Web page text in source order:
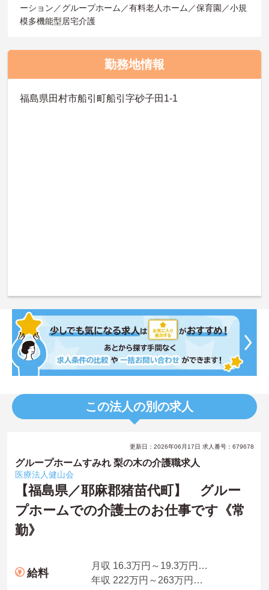
ーション／グループホーム／有料老人ホーム／保育園／小規
模多機能型居宅介護
勤務地情報
福島県田村市船引町船引字砂子田1-1
この法人の別の求人
更新日：2026年06月17日 求人番号：679678
グループホームすみれ 梨の木の介護職求人
医療法人健山会
【福島県／耶麻郡猪苗代町】 グルー
プホームでの介護士のお仕事です《常
勤》
給料
月収 16.3万円～19.3万円程度（夜勤5回分手当、処遇改善手当込）
年収 222万円～263万円程度（賞与2.0ヵ月の場合）